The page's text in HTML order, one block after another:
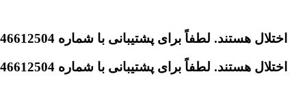
لطفاً برای پشتیبانی با شماره 09046612504 تماس بگیرید.
لطفاً برای پشتیبانی با شماره 09046612504 تماس بگیرید.